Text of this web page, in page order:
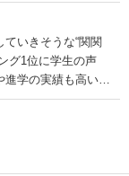
いきそうな“関関
グ1位に学生の声
学の実績も高い」